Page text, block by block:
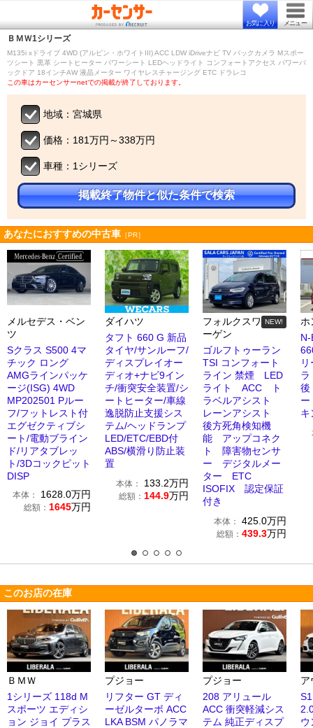
お気に入り メニュー
ＢＭＷ1シリーズ
M135i xドライブ 4WD (アルピン・ホワイトIII) ACC LDW iDriveナビ TV バックカメラ Mスポー
ツシート 黒革 シートヒーター パワーシート LEDヘッドライト コンフォートアクセス パワーバ
ックドア 18インチAW 液晶メーター ワイヤレスチャージング ETC ドラレコ
この車はカーセンサーnetでの掲載が終了しております。
地域：宮城県
価格：181万円～338万円
車種：1シリーズ
掲載終了物件と似た条件で検索
あなたにおすすめの中古車 ［PR］
メルセデス・ベン
ツ
Sクラス S500 4マ
チック ロング
AMGラインパッケ
ージ(ISG) 4WD
MP202501 Pルー
フ/フットレスト付
エグゼクティブシ
ート/電動ブライン
ド/リアタブレッ
ト/3Dコックピット
DISP
本体： 1628.0万円
総額： 1645万円
ダイハツ
タフト 660 G 新品
タイヤ/サンルーフ/
ディスプレイオー
ディオ+ナビ9イン
チ/衝突安全装置/シ
ートヒーター/車線
逸脱防止支援シス
テム/ヘッドランプ
LED/ETC/EBD付
ABS/横滑り防止装
置
本体： 133.2万円
総額： 144.9万円
フォルクスワ
ーゲン
NEW!
ゴルフトゥーラン
TSI コンフォート
ライン 禁煙 LED
ライト ACC ト
ラベルアシスト
レーンアシスト
後方死角検知機
能 アップコネク
ト 障害物センサ
ー デジタルメー
ター ETC
ISOFIX 認定保証
付き
本体： 425.0万円
総額： 439.3万円
ホ
後
ー
キ
このお店の在庫
ＢＭＷ
1シリーズ 118d M
スポーツ エディシ
ョン ジョイ プラス
プジョー
リフター GT ディ
ーゼルターボ ACC
LKA BSM パノラマ
プジョー
208 アリュール
ACC 衝突軽減シス
テム 純正ディスプ
ア
ウ